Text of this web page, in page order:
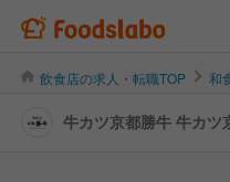
飲食店の求人・転職TOP 和
牛カツ京都勝牛 牛カツ